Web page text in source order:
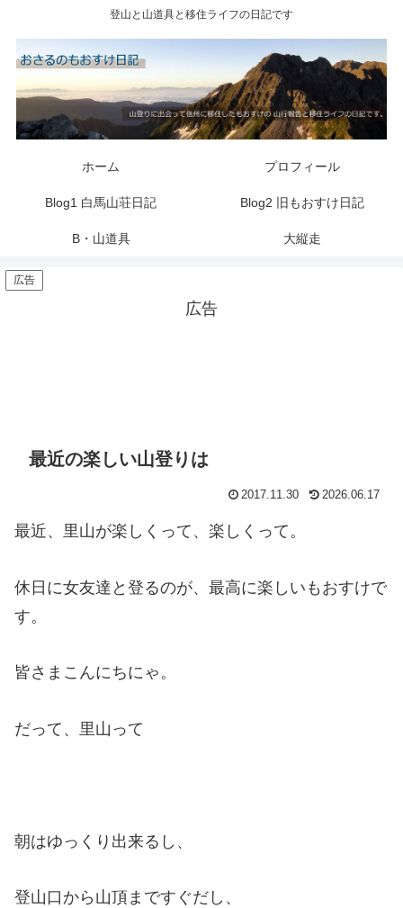
登山と山道具と移住ライフの日記です
ホーム プロフィール
Blog1 白馬山荘日記 Blog2 旧もおすけ日記
B・山道具 大縦走
広告
広告
最近の楽しい山登りは
2017.11.30 2026.06.17
最近、里山が楽しくって、楽しくって。
休日に女友達と登るのが、最高に楽しいもおすけで
す。
皆さまこんにちにゃ。
だって、里山って
朝はゆっくり出来るし、
登山口から山頂まですぐだし、